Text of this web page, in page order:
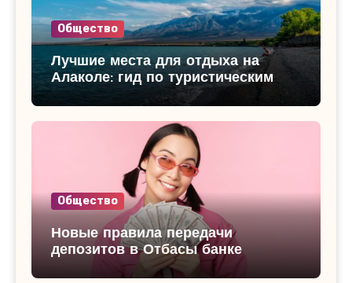
Общество
Лучшие места для отдыха на
Алаколе: гид по туристическим
базам
Общество
Новые правила передачи
депозитов в Отбасы банке